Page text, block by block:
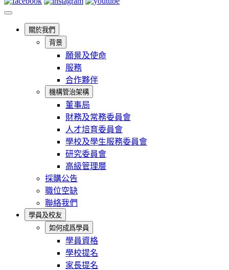
關於我們
背景
願景及使命
服務
合作夥伴
機構管治架構
董事局
財務及常務委員會
人才培育委員會
學校及學生服務委員會
研究委員會
高級管理層
採購公告
職位空缺
聯絡我們
學員及校友
如何成爲學員
學員資格
學校提名
家長提名